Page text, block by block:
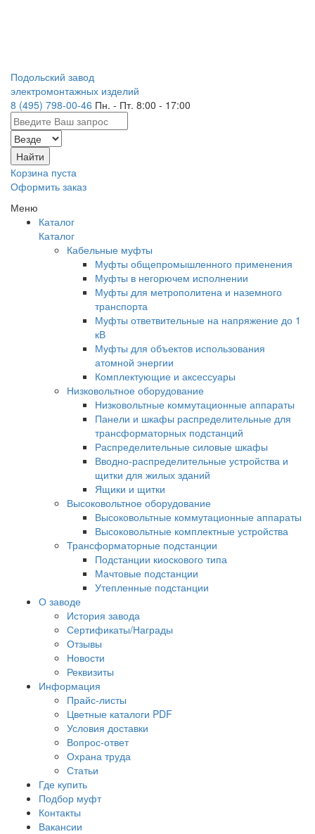
Подольский завод
электромонтажных изделий
8 (495) 798-00-46 Пн. - Пт. 8:00 - 17:00
Корзина пуста
Оформить заказ
Меню
Каталог
Каталог
Кабельные муфты
Муфты общепромышленного применения
Муфты в негорючем исполнении
Муфты для метрополитена и наземного
транспорта
Муфты ответвительные на напряжение до 1
кВ
Муфты для объектов использования
атомной энергии
Комплектующие и аксессуары
Низковольтное оборудование
Низковольтные коммутационные аппараты
Панели и шкафы распределительные для
трансформаторных подстанций
Распределительные силовые шкафы
Вводно-распределительные устройства и
щитки для жилых зданий
Ящики и щитки
Высоковольтное оборудование
Высоковольтные коммутационные аппараты
Высоковольтные комплектные устройства
Трансформаторные подстанции
Подстанции киоскового типа
Мачтовые подстанции
Утепленные подстанции
О заводе
История завода
Сертификаты/Награды
Отзывы
Новости
Реквизиты
Информация
Прайс-листы
Цветные каталоги PDF
Условия доставки
Вопрос-ответ
Охрана труда
Статьи
Где купить
Подбор муфт
Контакты
Вакансии